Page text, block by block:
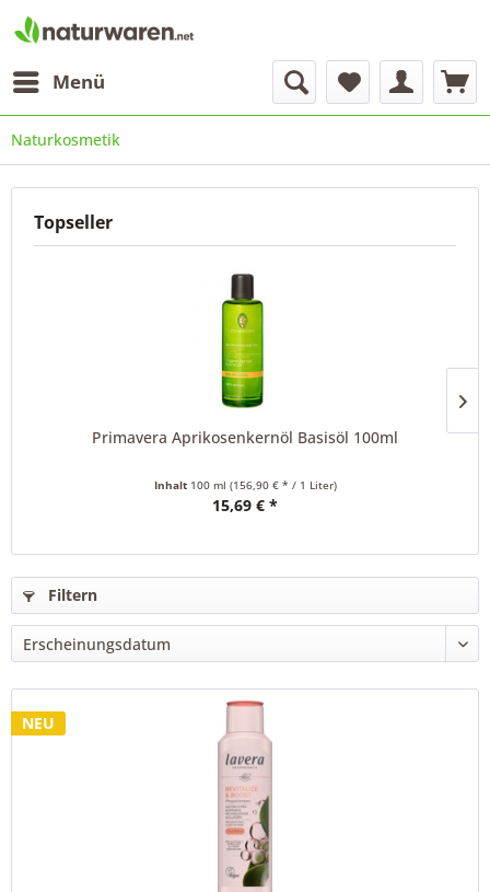
Menü
Naturkosmetik
Topseller
Primavera Aprikosenkernöl Basisöl 100ml
Inhalt 100 ml (156,90 € * / 1 Liter)
15,69 € *
Filtern
NEU